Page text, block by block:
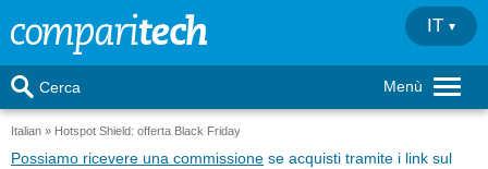
Menù
Cerca
IT
Italian Hotspot Shield: offerta Black Friday
Possiamo ricevere una commissione se acquisti tramite i link sul